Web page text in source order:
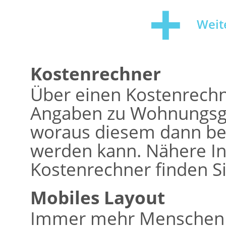
Kostenrechner
Über einen
Angaben zu
woraus diesem dann
werden kann. Nähere
Kostenrechner finden
Mobiles Layout
Immer mehr